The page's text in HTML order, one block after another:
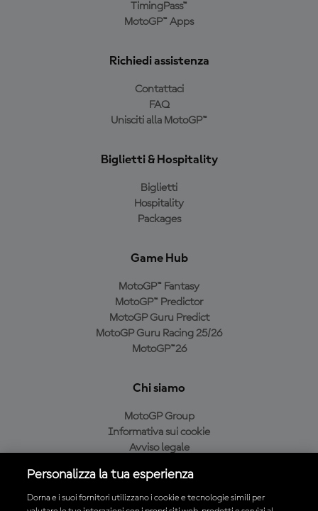
TimingPass™
MotoGP™ Apps
Richiedi assistenza
Contattaci
FAQ
Unisciti alla MotoGP™
Biglietti & Hospitality
Biglietti
Hospitality
Packages
Game Hub
MotoGP™ Fantasy
MotoGP™ Predictor
MotoGP Guru Predict
MotoGP Guru Racing 25/26
MotoGP™26
Chi siamo
MotoGP Group
Informativa sui cookie
Avviso legale
Condizioni di acquisto
Personalizza la tua esperienza
Dorna e i suoi fornitori utilizzano i cookie e tecnologie simili per